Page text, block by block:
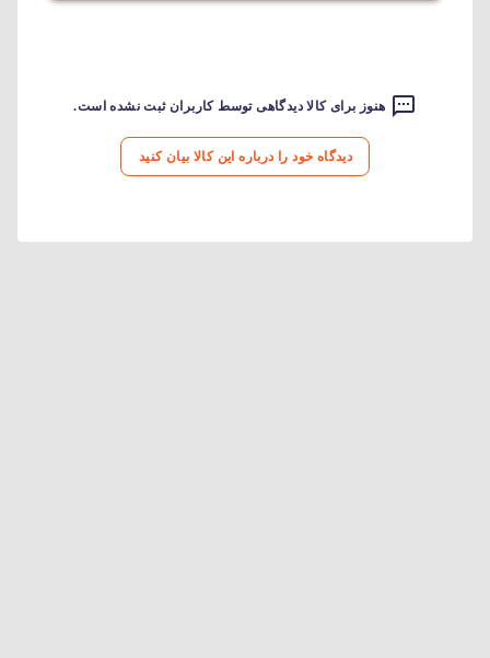
هنوز برای کالا دیدگاهی توسط کاربران ثبت نشده است.
دیدگاه خود را درباره این کالا بیان کنید